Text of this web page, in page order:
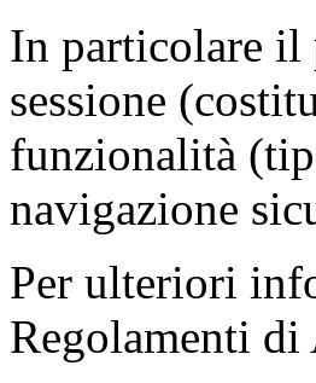
In particolare il
sessione
funzionalità
navigazione
Per ulteriori
Regolamenti di